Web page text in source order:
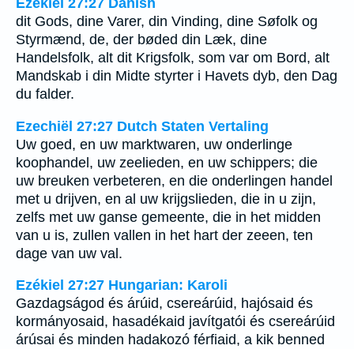
dit Gods, dine Varer, din Vinding, dine Søfolk og
Styrmænd, de, der bøded din Læk, dine
Handelsfolk, alt dit Krigsfolk, som var om Bord, alt
Mandskab i din Midte styrter i Havets dyb, den Dag
du falder.
Ezechiël 27:27 Dutch Staten Vertaling
Uw goed, en uw marktwaren, uw onderlinge
koophandel, uw zeelieden, en uw schippers; die
uw breuken verbeteren, en die onderlingen handel
met u drijven, en al uw krijgslieden, die in u zijn,
zelfs met uw ganse gemeente, die in het midden
van u is, zullen vallen in het hart der zeeen, ten
dage van uw val.
Ezékiel 27:27 Hungarian: Karoli
Gazdagságod és árúid, csereárúid, hajósaid és
kormányosaid, hasadékaid javítgatói és csereárúid
árúsai és minden hadakozó férfiaid, a kik benned